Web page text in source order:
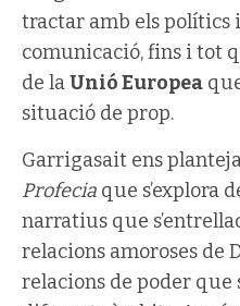
tractar amb els polítics
comunicació, fins i tot
de laUnió Europea
situació de prop.
Garrigasait ens
Profecia que s’explora
narratius que
relacions amoroses de
relacions de poder que